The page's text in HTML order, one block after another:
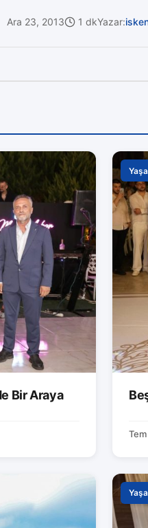
Ara 23, 2013 1 dkYazar:
Bir Araya